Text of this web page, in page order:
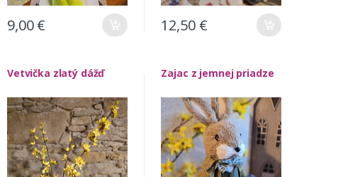
9,00€ 12,50 €
Vetvička zlatý dážď Zajac z jemnej priadze